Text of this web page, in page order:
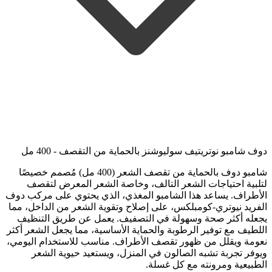
دوف شامبو نوتريتيف سوليوشنز بالحماية من التقصف - 400 مل
شامبو دوف بالحماية من تقصف الشعر (400 مل) مُصمم خصيصًا
لتلبية احتياجات الشعر التالف، وخاصة الشعر المعرض لتقصف
الأطراف. يساعد هذا الشامبو المغذي، الذي يحتوي على مركب دوف
الفريد نيوتري-كومبلكس، على إصلاح وتقوية الشعر من الداخل، مما
يجعله أكثر صحة وسهولة في التصفيف. يعمل عن طريق التنظيف
اللطيف مع توفير الرطوبة والحماية الأساسية، مما يجعل الشعر أكثر
نعومة ويقلل من ظهور تقصف الأطراف. مناسب للاستخدام اليومي،
ويوفر تجربة تشبه الصالون في المنزل، ويستعيد حيوية الشعر
الطبيعية ومرونته مع كل غسلة.